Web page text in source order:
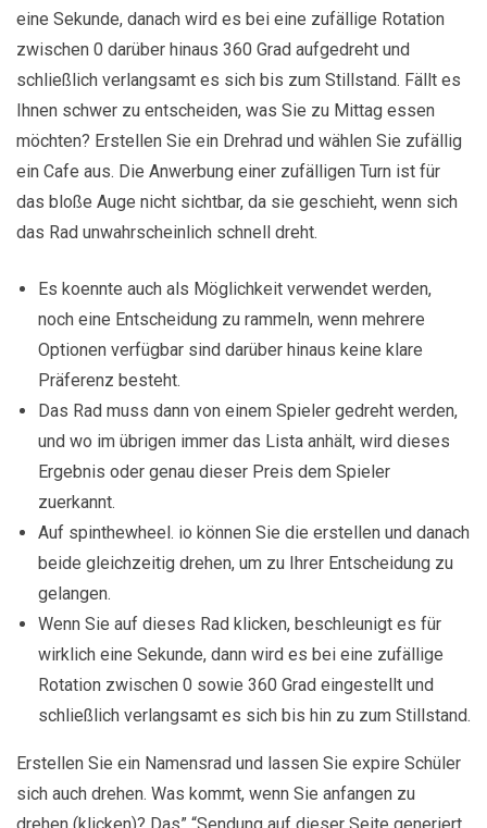
eine Sekunde, danach wird es bei eine zufällige Rotation
zwischen 0 darüber hinaus 360 Grad aufgedreht und
schließlich verlangsamt es sich bis zum Stillstand. Fällt es
Ihnen schwer zu entscheiden, was Sie zu Mittag essen
möchten? Erstellen Sie ein Drehrad und wählen Sie zufällig
ein Cafe aus. Die Anwerbung einer zufälligen Turn ist für
das bloße Auge nicht sichtbar, da sie geschieht, wenn sich
das Rad unwahrscheinlich schnell dreht.
Es koennte auch als Möglichkeit verwendet werden,
noch eine Entscheidung zu rammeln, wenn mehrere
Optionen verfügbar sind darüber hinaus keine klare
Präferenz besteht.
Das Rad muss dann von einem Spieler gedreht werden,
und wo im übrigen immer das Lista anhält, wird dieses
Ergebnis oder genau dieser Preis dem Spieler
zuerkannt.
Auf spinthewheel. io können Sie die erstellen und danach
beide gleichzeitig drehen, um zu Ihrer Entscheidung zu
gelangen.
Wenn Sie auf dieses Rad klicken, beschleunigt es für
wirklich eine Sekunde, dann wird es bei eine zufällige
Rotation zwischen 0 sowie 360 Grad eingestellt und
schließlich verlangsamt es sich bis hin zu zum Stillstand.
Erstellen Sie ein Namensrad und lassen Sie expire Schüler
sich auch drehen. Was kommt, wenn Sie anfangen zu